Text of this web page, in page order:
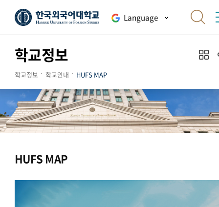
Language
학교정보
학교정보 학교안내 HUFS MAP
HUFS MAP